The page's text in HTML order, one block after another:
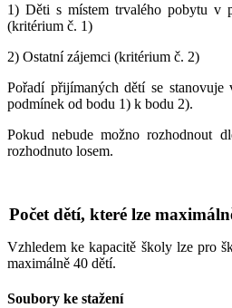
1) Děti s místem trvalého pobytu v
(kritérium č. 1)
2) Ostatní zájemci (kritérium č. 2)
Pořadí přijímaných dětí se
podmínek od bodu 1) k bodu 2).
Pokud nebude možno rozhodnout
rozhodnuto losem.
Počet dětí, které lze
Vzhledem ke kapacitě školy lze pro
maximálně 40 dětí.
Soubory ke stažení